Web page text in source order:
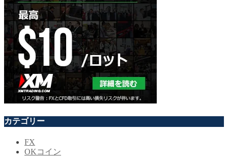
カテゴリー
FX
OKコイン